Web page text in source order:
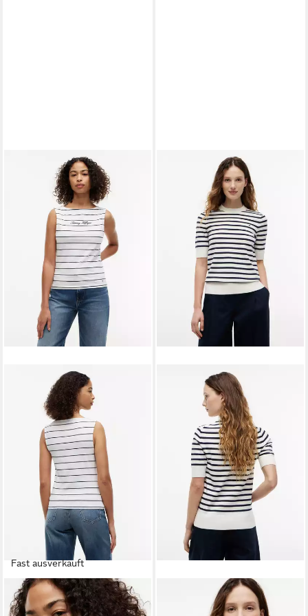
Fast ausverkauft
TOMMY HILFIGER
Tanktop CLASSIC SCRIPT
TOMMY HILFIGER
Kurzarmpullover CO JERSEY